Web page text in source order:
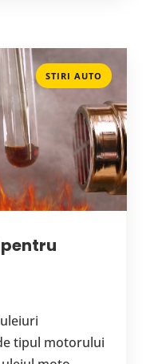
STIRI AUTO
tipul motorului